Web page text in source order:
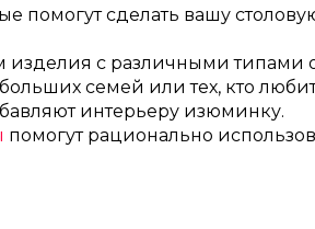
помогут сделать вашу
изделия с различными типами
семей или тех, кто
интерьеру изюминку.
помогут рационально